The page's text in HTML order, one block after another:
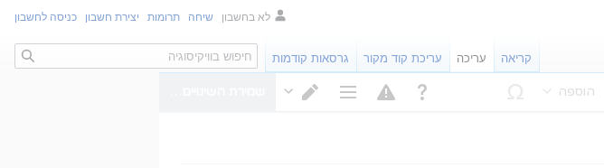
הוספה
לא בחשבון שיחה תרומות יצירת חשבון כניסה לחשבון
קריאה עריכה עריכת קוד מקור גרסאות קודמות חיפוש